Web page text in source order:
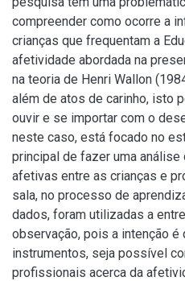
compreender como ocorre a
crianças que frequentam a
afetividade abordada na
na teoria de Henri Wallon
além de atos de carinho, isto
ouvir e se importar com o
neste caso, está focado no
principal de fazer uma
afetivas entre as crianças e
sala, no processo de
dados, foram utilizadas a
observação, pois a intenção
instrumentos, seja possível
profissionais acerca da